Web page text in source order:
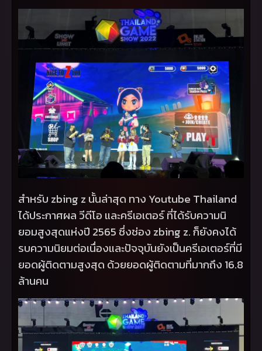
สำหรับ zbing z นั้นล่าสุด ทาง Youtube Thailand
ได้ประกาศผล วีดีโอ และครีเอเตอร์ ที่ได้รับความนิ
ยอมสูงสุดแห่งปี 2565 ซึ่งช่อง zbing z.ก็ยังคงได้
รบความนิยมต่อเนื่องและปัจจุบันยังเป็นครีเอเตอร์ที่มี
ยอดผู้ติดตามสูงสุด ด้วยยอดผู้ติดตามที่มากถึง 16.8
ล้านคน